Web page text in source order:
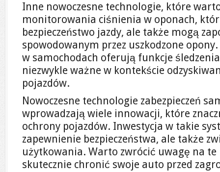
Inne nowoczesne technologie, które
monitorowania ciśnienia w oponach,
bezpieczeństwo jazdy, ale także mogą
spowodowanym przez uszkodzone
w samochodach oferują funkcje
niezwykle ważne w kontekście
pojazdów.
Nowoczesne technologie zabezpieczeń
wprowadzają wiele innowacji, które
ochrony pojazdów. Inwestycja w takie
zapewnienie bezpieczeństwa, ale także
użytkowania. Warto zwrócić uwagę na te
skutecznie chronić swoje auto przed